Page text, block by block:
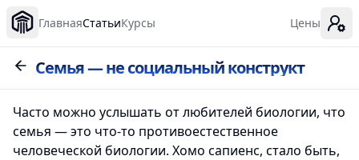
ГлавнаяСтатьиКурсы Цены
Семья — не социальный конструкт
Часто можно услышать от любителей биологии, что
семья — это что-то противоестественное
человеческой биологии. Хомо сапиенс, стало быть,